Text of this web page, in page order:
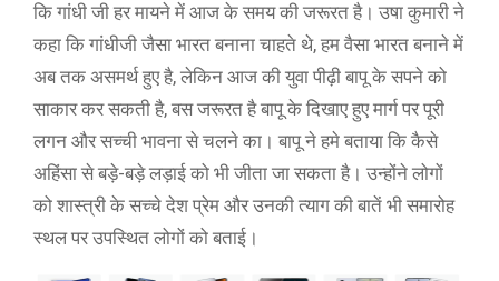
कि गांधी जी हर मायने में आज के समय की जरूरत है। उषा कुमारी ने
कहा कि गांधीजी जैसा भारत बनाना चाहते थे, हम वैसा भारत बनाने में
अब तक असमर्थ हुए है, लेकिन आज की युवा पीढ़ी बापू के सपने को
साकार कर सकती है, बस जरूरत है बापू के दिखाए हुए मार्ग पर पूरी
लगन और सच्ची भावना से चलने का। बापू ने हमे बताया कि कैसे
अहिंसा से बड़े-बड़े लड़ाई को भी जीता जा सकता है। उन्होंने लोगों
को शास्त्री के सच्चे देश प्रेम और उनकी त्याग की बातें भी समारोह
स्थल पर उपस्थित लोगों को बताई।